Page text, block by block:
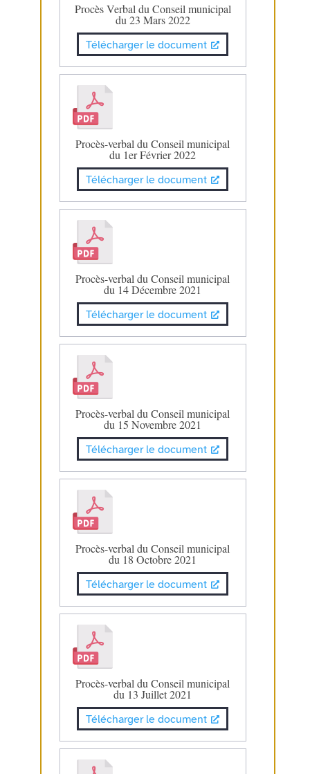
Procès Verbal du Conseil municipal
du 23 Mars 2022
Télécharger le document
Procès-verbal du Conseil municipal
du 1er Février 2022
Télécharger le document
Procès-verbal du Conseil municipal
du 14 Décembre 2021
Télécharger le document
Procès-verbal du Conseil municipal
du 15 Novembre 2021
Télécharger le document
Procès-verbal du Conseil municipal
du 18 Octobre 2021
Télécharger le document
Procès-verbal du Conseil municipal
du 13 Juillet 2021
Télécharger le document